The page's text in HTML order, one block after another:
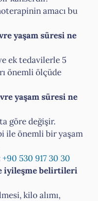
amacı bu
yaşam süresi ne
ek tedavilerle 5
önemli ölçüde
yaşam süresi ne
göre değişir.
ile önemli bir yaşam
+90 530 917 30 30
iyileşme belirtileri
kilo alımı,